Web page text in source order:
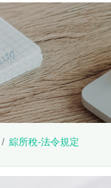
綜所稅-法令規定